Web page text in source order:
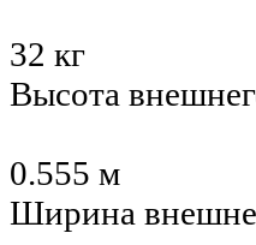
32 кг
Высота
0.555 м
Ширина